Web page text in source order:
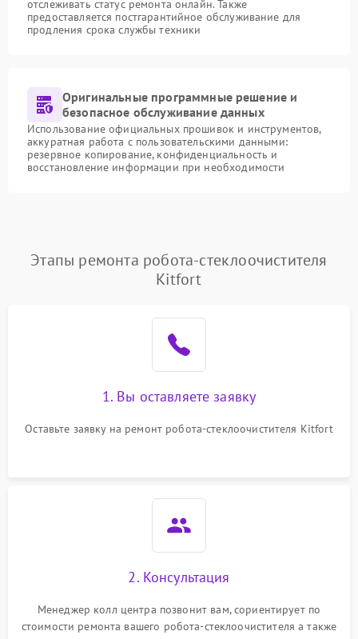
отслеживать статус ремонта онлайн. Также
предоставляется постгарантийное обслуживание для
продления срока службы техники
Оригинальные программные решение и
безопасное обслуживание данных
Использование официальных прошивок и инструментов,
аккуратная работа с пользовательскими данными:
резервное копирование, конфиденциальность и
восстановление информации при необходимости
Этапы ремонта робота-стеклоочистителя
Kitfort
1. Вы оставляете заявку
Оставьте заявку на ремонт робота-стеклоочистителя Kitfort
2. Консультация
Менеджер колл центра позвонит вам, сориентирует по
стоимости ремонта вашего робота-стеклоочистителя а также